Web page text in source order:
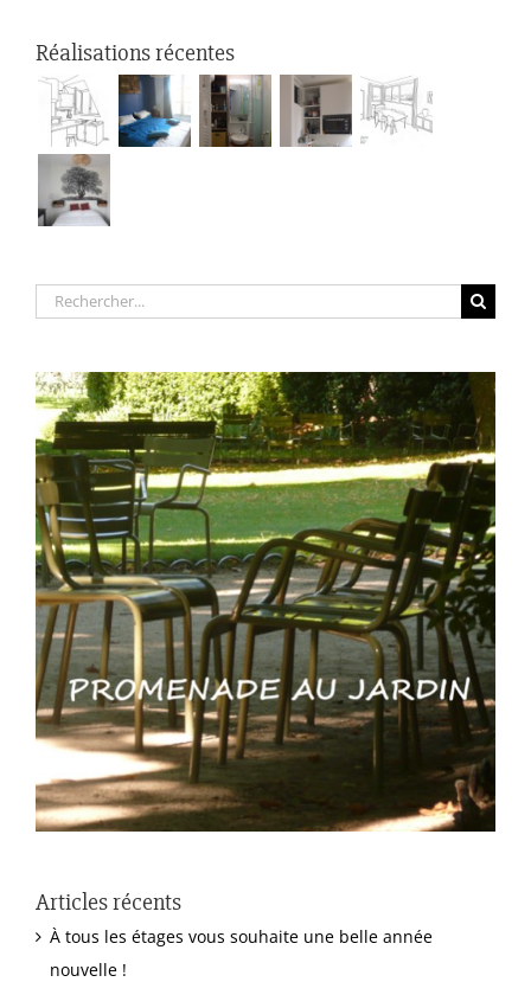
Réalisations récentes
Rechercher:
Articles récents
À tous les étages vous souhaite une belle année
nouvelle !